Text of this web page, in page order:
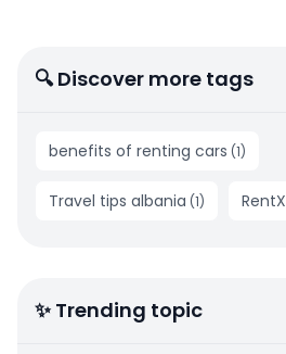
🔍 Discover more tags
benefits of renting cars (1)
Travel tips albania (1) RentX
✨ Trending topic